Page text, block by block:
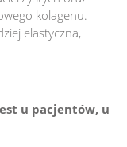
kolagenu.
elastyczna,
u pacjentów, u